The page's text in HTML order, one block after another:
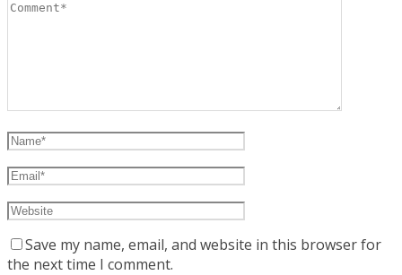
Save my name, email, and website in this browser for
the next time I comment.